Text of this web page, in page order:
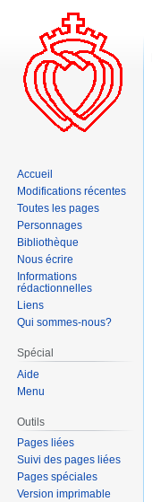
Accueil
Modifications récentes
Toutes les pages
Personnages
Bibliothèque
Nous écrire
Informations
rédactionnelles
Liens
Qui sommes-nous?
Spécial
Aide
Menu
Outils
Pages liées
Suivi des pages liées
Pages spéciales
Version imprimable